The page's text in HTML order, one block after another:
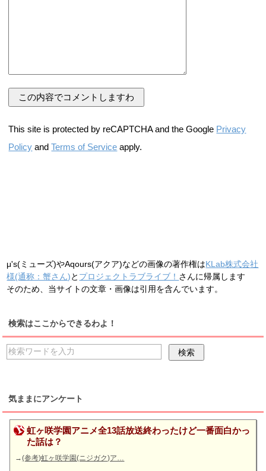
This site is protected by reCAPTCHA and the Google Privacy
Policy andTerms of Service apply.
μ's(ミューズ)やAqours(アクア)などの画像の著作権はKLab株式会社
様(通称：蟹さん)と プロジェクトラブライブ！ さんに帰属します
そのため、当サイトの文章・画像は引用を含んでいます。
検索はここからできるわよ！
気ままにアンケート
虹ヶ咲学園アニメ全13話放送終わったけど一番面白かっ
た話は？
→(参考)虹ヶ咲学園(ニジガク)ア…